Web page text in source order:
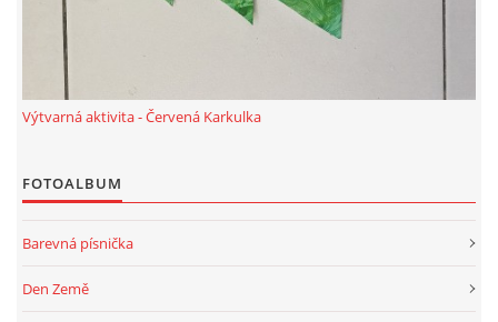
HALLOWEEN
DUŠIČKY
SVATÝ MARTIN
Výtvarná aktivita - Červená Karkulka
FOTOALBUM
Barevná písnička
Den Země